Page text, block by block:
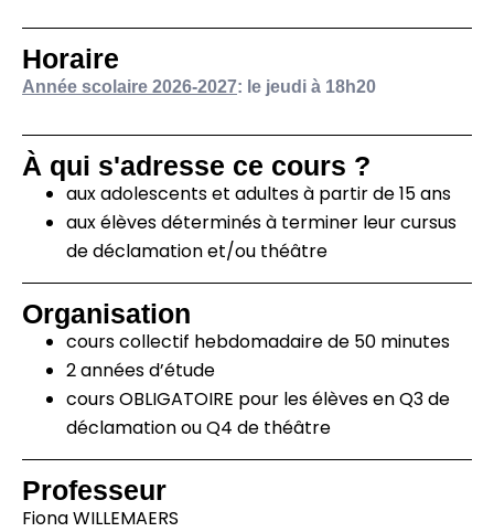
Horaire
Année scolaire 2026-2027: le jeudi à 18h20
À qui s'adresse ce cours ?
aux adolescents et adultes à partir de 15 ans
aux élèves déterminés à terminer leur cursus
de déclamation et/ou théâtre
Organisation
cours collectif hebdomadaire de 50 minutes
2 années d’étude
cours OBLIGATOIRE pour les élèves en Q3 de
déclamation ou Q4 de théâtre
Professeur
Fiona WILLEMAERS